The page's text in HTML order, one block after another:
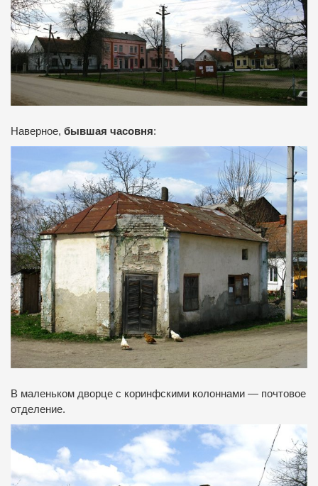
Наверное, бывшая часовня:
В маленьком дворце с коринфскими колоннами — почтовое
отделение.